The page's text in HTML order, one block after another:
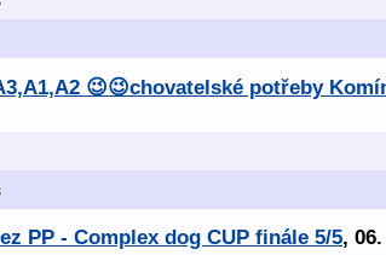
😉😉chovatelské potřeby
PP - Complex dog CUP finále 5/5,